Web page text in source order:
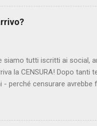
siamo tutti iscritti ai social,
la CENSURA! Dopo
- perché censurare avrebbe
(da non confondere con
ma il buon Renziloni ,